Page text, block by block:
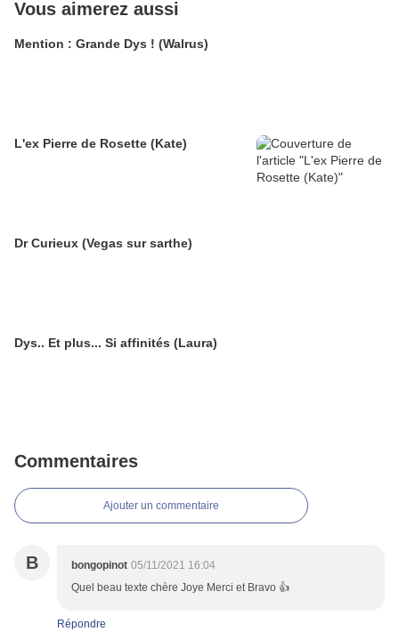
Vous aimerez aussi
Mention : Grande Dys ! (Walrus)
L'ex Pierre de Rosette (Kate)
Dr Curieux (Vegas sur sarthe)
Dys.. Et plus... Si affinités (Laura)
Commentaires
Ajouter un commentaire
B bongopinot 05/11/2021 16:04
Quel beau texte chère Joye Merci et Bravo 👍
Répondre